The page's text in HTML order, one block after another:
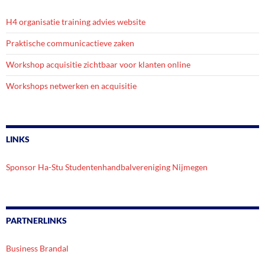
H4 organisatie training advies website
Praktische communicactieve zaken
Workshop acquisitie zichtbaar voor klanten online
Workshops netwerken en acquisitie
LINKS
Sponsor Ha-Stu Studentenhandbalvereniging Nijmegen
PARTNERLINKS
Business Brandal